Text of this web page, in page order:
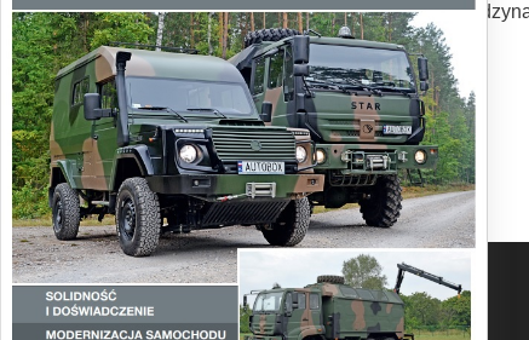
planowanie ładowania i rozliczanie tras
Tekst: Jarosław Brach
Zdjęcia: Producent